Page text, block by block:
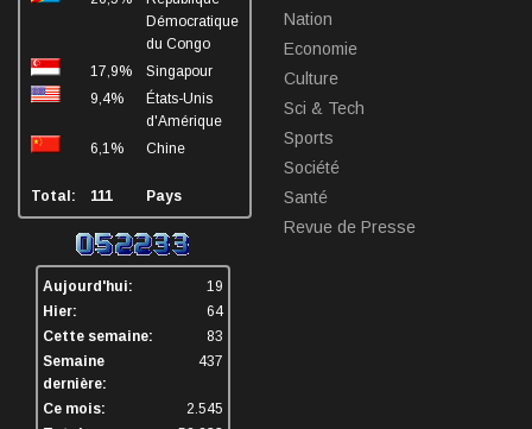
Démocratique
du Congo
17,9%
Singapour
9,4%
États-Unis
d'Amérique
6,1%
Chine
Total: 111 Pays
Aujourd'hui:
19
Hier:
64
Cette semaine:
83
Semaine
dernière:
437
Ce mois:
2.545
Nation
Economie
Culture
Sci & Tech
Sports
Société
Santé
Revue de Presse